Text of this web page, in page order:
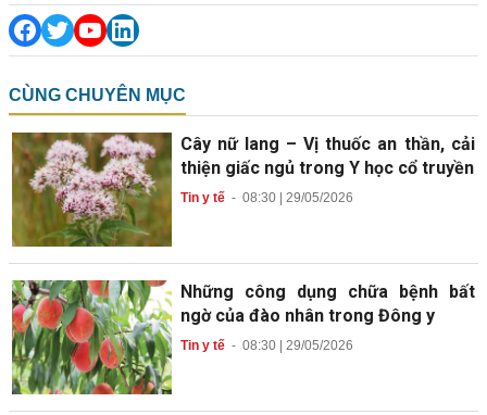
CÙNG CHUYÊN MỤC
Cây nữ lang – Vị thuốc an thần, cải
thiện giấc ngủ trong Y học cổ truyền
Tin y tế- 08:30 | 29/05/2026
Những công dụng chữa bệnh bất
ngờ của đào nhân trong Đông y
Tin y tế- 08:30 | 29/05/2026